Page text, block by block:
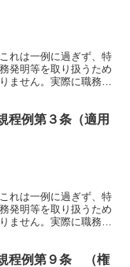
れは一例に過ぎず、特
発明等を取り扱うため
ません。実際に職務発
程例第３条（適用
れは一例に過ぎず、特
発明等を取り扱うため
ません。実際に職務発
程例第９条 （権